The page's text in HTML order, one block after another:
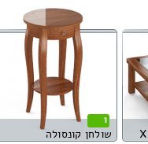
1
שולחן קונסולה